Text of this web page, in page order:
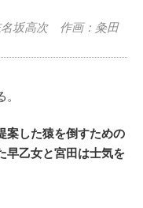
坂高次 作画：粂田
案した猿を倒すための
早乙女と宮田は士気を